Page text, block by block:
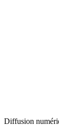
Diffusion